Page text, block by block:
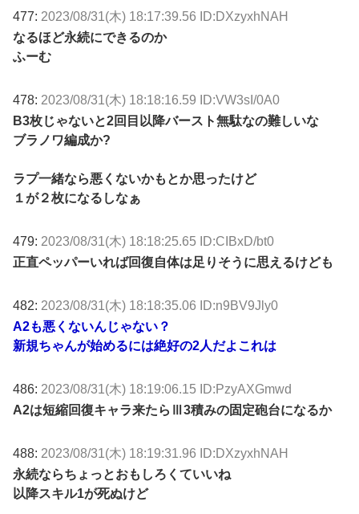
477: 2023/08/31(木) 18:17:39.56 ID:DXzyxhNAH
なるほど永続にできるのか
ふーむ
478: 2023/08/31(木) 18:18:16.59 ID:VW3sI/0A0
B3枚じゃないと2回目以降バースト無駄なの難しいな
ブラノワ編成か?
ラプ一緒なら悪くないかもとか思ったけど
１が２枚になるしなぁ
479: 2023/08/31(木) 18:18:25.65 ID:CIBxD/bt0
正直ペッパーいれば回復自体は足りそうに思えるけども
482: 2023/08/31(木) 18:18:35.06 ID:n9BV9Jly0
A2も悪くないんじゃない？
新規ちゃんが始めるには絶好の2人だよこれは
486: 2023/08/31(木) 18:19:06.15 ID:PzyAXGmwd
A2は短縮回復キャラ来たらⅢ3積みの固定砲台になるか
488: 2023/08/31(木) 18:19:31.96 ID:DXzyxhNAH
永続ならちょっとおもしろくていいね
以降スキル1が死ぬけど